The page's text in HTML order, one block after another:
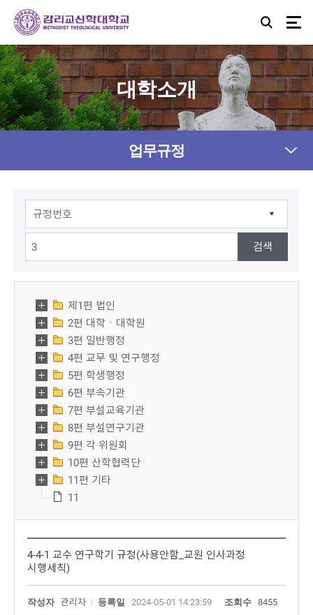
대학소개
업무규정
제1편 법인
2편 대학ㆍ대학원
3편 일반행정
4편 교무 및 연구행정
5편 학생행정
6편 부속기관
7편 부설교육기관
8편 부설연구기관
9편 각 위원회
10편 산학협력단
11편 기타
11
4-4-1 교수 연구학기 규정(사용안함_교원 인사과정
시행세칙)
작성자 관리자 등록일 2024-05-01 14:23:59 조회수 8455